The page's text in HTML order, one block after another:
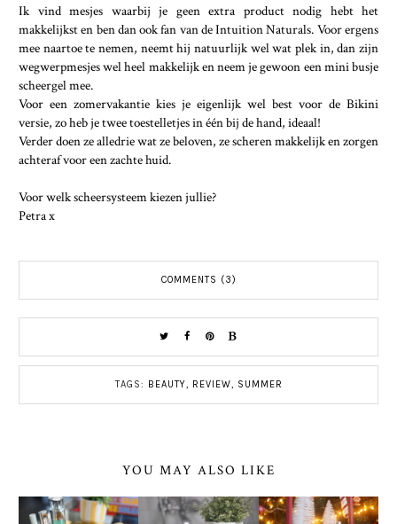
Ik vind mesjes waarbij je geen extra product nodig hebt het
makkelijkst en ben dan ook fan van de Intuition Naturals. Voor ergens
mee naartoe te nemen, neemt hij natuurlijk wel wat plek in, dan zijn
wegwerpmesjes wel heel makkelijk en neem je gewoon een mini busje
scheergel mee.
Voor een zomervakantie kies je eigenlijk wel best voor de Bikini
versie, zo heb je twee toestelletjes in één bij de hand, ideaal!
Verder doen ze alledrie wat ze beloven, ze scheren makkelijk en zorgen
achteraf voor een zachte huid.
Voor welk scheersysteem kiezen jullie?
Petra x
COMMENTS (3)
TAGS: BEAUTY, REVIEW, SUMMER
YOU MAY ALSO LIKE